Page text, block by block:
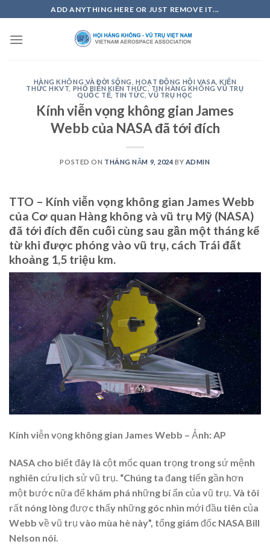
to
content
ADD ANYTHING HERE OR JUST REMOVE IT...
HÀNG KHÔNG VÀ ĐỜI SỐNG HOẠT ĐỘNG HỘI VASA ,KIẾN
THỨC HKVT PHỔ BIẾN KIẾN THỨC , TIN HÀNG KHÔNG VŨ TRỤ
QUỐC TẾ TIN TỨC ,VŨ TRỤ HỌC
Kính viễn vọng không gian James
Webb của NASA đã tới đích
POSTED ON THÁNG NĂM 9, 2024 BY ADMIN
TTO – Kính viễn vọng không gian James Webb
của Cơ quan Hàng không và vũ trụ Mỹ (NASA)
đã tới đích đến cuối cùng sau gần một tháng kể
từ khi được phóng vào vũ trụ, cách Trái đất
khoảng 1,5 triệu km.
Kính viễn vọng không gian James Webb – Ảnh: AP
NASA cho biết đây là cột mốc quan trọng trong sứ mệnh
nghiên cứu lịch sử vũ trụ. “Chúng ta đang tiến gần hơn
một bước nữa để khám phá những bí ẩn của vũ trụ. Và tôi
rất nóng lòng được thấy những góc nhìn mới đầu tiên của
Webb về vũ trụ vào mùa hè này”, tổng giám đốc NASA Bill
Nelson nói.